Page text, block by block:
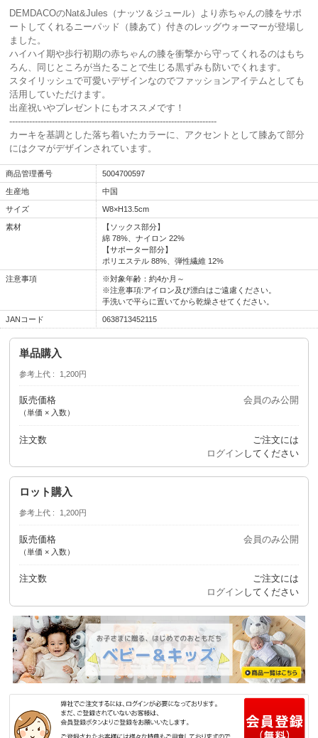
DEMDACOのNat&Jules（ナッツ＆ジュール）より赤ちゃんの膝をサポ
ートしてくれるニーパッド（膝あて）付きのレッグウォーマーが登場し
ました。
ハイハイ期や歩行初期の赤ちゃんの膝を衝撃から守ってくれるのはもち
ろん、同じところが当たることで生じる黒ずみも防いでくれます。
スタイリッシュで可愛いデザインなのでファッションアイテムとしても
活用していただけます。
出産祝いやプレゼントにもオススメです！
-------------------------------------------------------------------------
カーキを基調とした落ち着いたカラーに、アクセントとして膝あて部分
にはクマがデザインされています。
商品管理番号 5004700597
生産地 中国
サイズ W8×H13.5cm
素材
【ソックス部分】
綿 78%、ナイロン 22%
【サポーター部分】
ポリエステル 88%、弾性繊維 12%
注意事項
※対象年齢：約4か月～
※注意事項:アイロン及び漂白はご遠慮ください。
手洗いで平らに置いてから乾燥させてください。
JANコード 0638713452115
単品購入
参考上代 1,200円
販売価格
（単価 × 入数）
会員のみ公開
注文数
ご注文には
ログイン してください
ロット購入
参考上代 1,200円
販売価格
（単価 × 入数）
会員のみ公開
注文数
ご注文には
ログイン してください